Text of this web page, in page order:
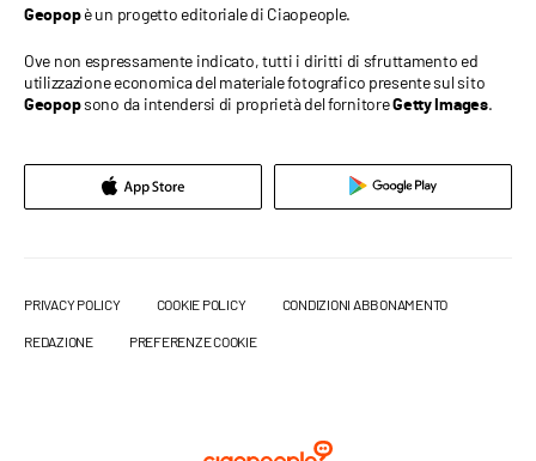
Geopopè un progetto editoriale di Ciaopeople.
Ove non espressamente indicato, tutti i diritti di sfruttamento ed
utilizzazione economica del materiale fotografico presente sul sito
Geopopsono da intendersi di proprietà del fornitoreGetty Images.
PRIVACY POLICY COOKIE POLICY CONDIZIONI ABBONAMENTO
REDAZIONE PREFERENZE COOKIE